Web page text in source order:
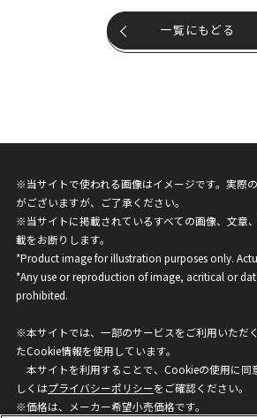
一覧にもどる
※当サイトで使われる画像はイメージです。実際
がございますが、ご了承ください。
※当サイトに掲載されているすべての画像、文章
載をお断りします。
*Product image for illustration purposes only.
*Any use or reproduction of image, acritical or
prohibited.
※本サイトでは、一部のサービスをご利用いただ
たCookie情報を使用しています。
本サイトを利用することで、Cookieの使用に同
しくはプライバシーポリシーをご確認ください。
※価格は、メーカー希望小売価格です。